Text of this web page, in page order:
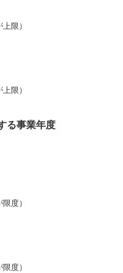
限）
限）
る事業年度
度）
度）